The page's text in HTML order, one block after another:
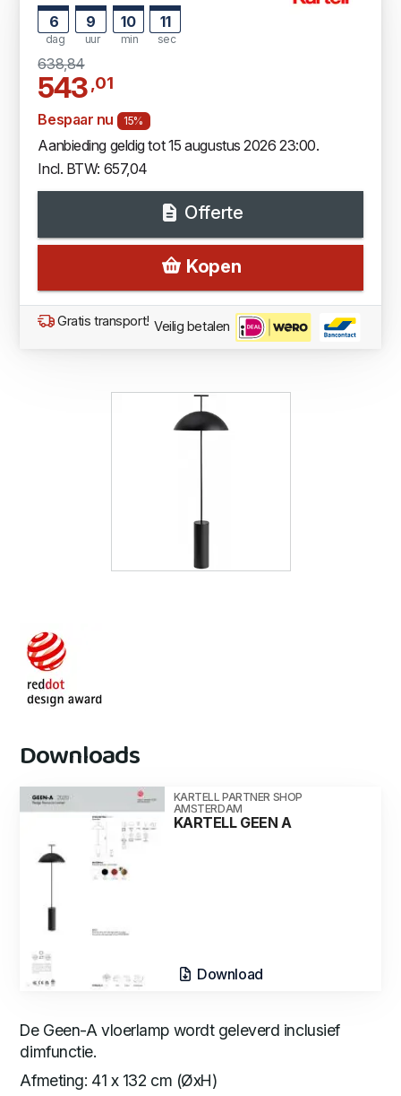
6
dag
9
uur
10
min
10
sec
638,84
543,01
Bespaar nu 15%
Aanbieding geldig tot 15 augustus 2026 23:00.
Incl. BTW: 657,04
Offerte
Kopen
Gratis transport! Veilig betalen
Downloads
KARTELL PARTNER SHOP
AMSTERDAM
KARTELL GEEN A
Download
De Geen-A vloerlamp wordt geleverd inclusief
dimfunctie.
Afmeting: 41 x 132 cm (ØxH)